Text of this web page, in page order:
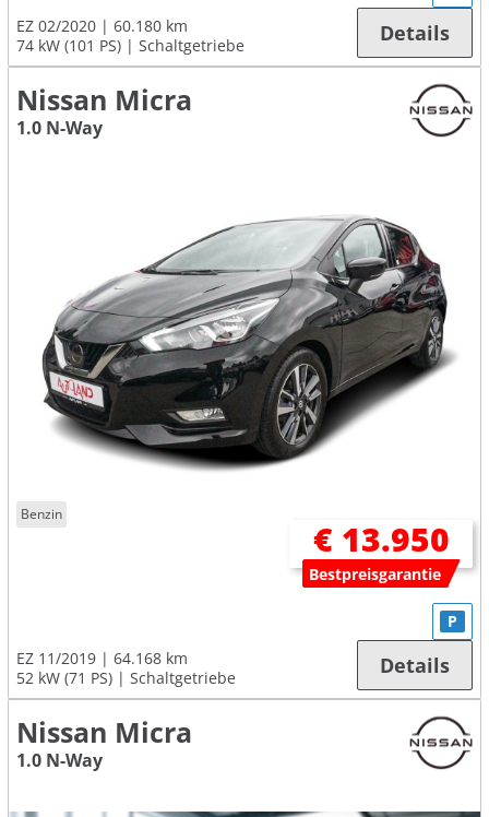
EZ 02/2020
60.180 km
74 kW (101 PS)
Schaltgetriebe Details
Nissan Micra
1.0 N-Way
Benzin
€ 13.950
Bestpreisgarantie
EZ 11/2019
64.168 km
52 kW (71 PS)
Schaltgetriebe
P
Details
Nissan Micra
1.0 N-Way